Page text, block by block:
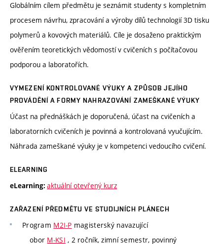
Globálním cílem předmětu je seznámit studenty s kompletním
procesem návrhu, zpracování a výroby dílů technologií 3D tisku
polymerů a kovových materiálů. Cíle je dosaženo praktickým
ověřením teoretických vědomostí v cvičeních s počítačovou
podporou a laboratořích.
VYMEZENÍ KONTROLOVANÉ VÝUKY A ZPŮSOB JEJÍHO
PROVÁDĚNÍ A FORMY NAHRAZOVÁNÍ ZAMEŠKANÉ VÝUKY
Účast na přednáškách je doporučená, účast na cvičeních a
laboratorních cvičeních je povinná a kontrolovaná vyučujícím.
Náhrada zameškané výuky je v kompetenci vedoucího cvičení.
ELEARNING
eLearning: aktuální otevřený kurz
ZAŘAZENÍ PŘEDMĚTU VE STUDIJNÍCH PLÁNECH
Program M2I-P magisterský navazující
obor M-KSI , 2 ročník, zimní semestr, povinný